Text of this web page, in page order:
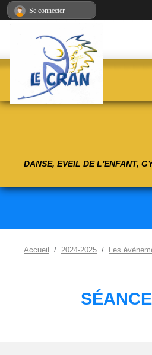
DANSE, EVEIL DE L'ENFANT,
Accueil 2024-2025 Les
Se connecter
Panneau de gestion des cookies